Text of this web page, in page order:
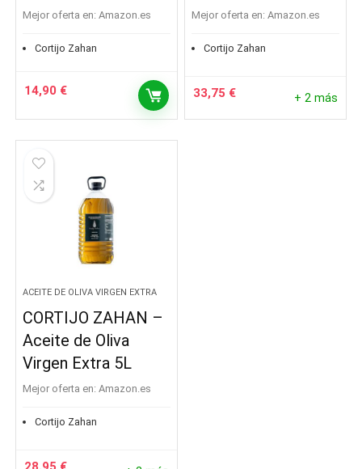
Mejor oferta en: Amazon.es
Cortijo Zahan
14,90 €
Mejor oferta en: Amazon.es
Cortijo Zahan
33,75 € + 2 más
ACEITE DE OLIVA VIRGEN EXTRA
CORTIJO ZAHAN –
Aceite de Oliva
Virgen Extra 5L
Mejor oferta en: Amazon.es
Cortijo Zahan